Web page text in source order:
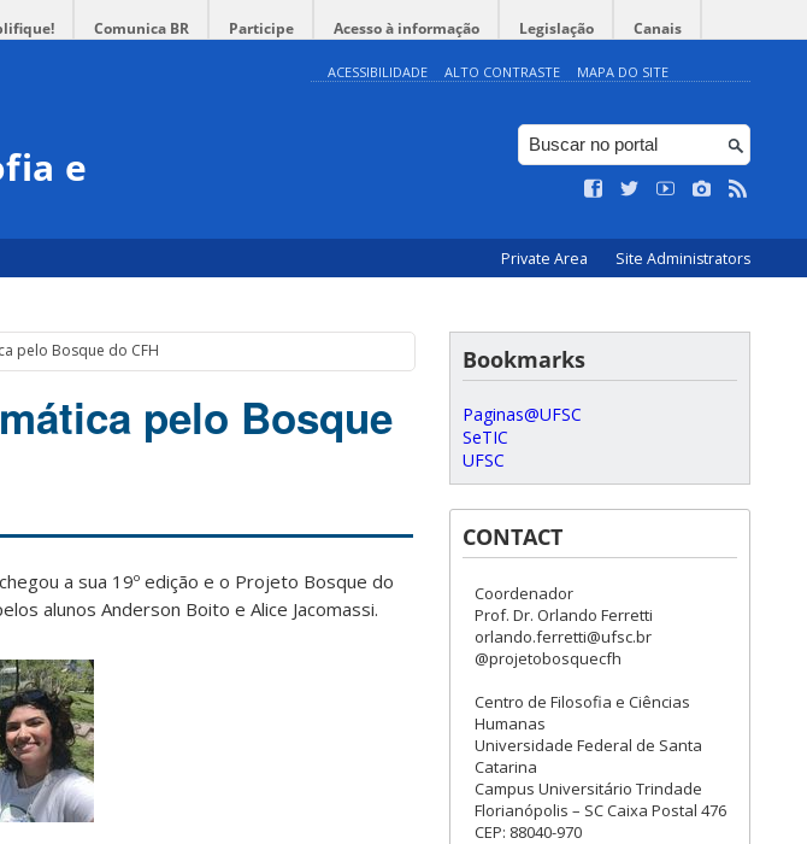
Comunica BR Participe Acesso à informação Legislação Canais
ACESSIBILIDADE ALTO CONTRASTE MAPA DO SITE
e
Private Area Site Administrators
pelo Bosque do CFH
pelo Bosque
a sua 19º edição e o Projeto Bosque do
alunos Anderson Boito e Alice Jacomassi.
Bookmarks
Paginas@UFSC
SeTIC
UFSC
CONTACT
Coordenador
Prof. Dr. Orlando Ferretti
orlando.ferretti@ufsc.br
@projetobosquecfh
Centro de Filosofia e Ciências
Humanas
Universidade Federal de Santa
Catarina
Campus Universitário Trindade
Florianópolis – SC Caixa Postal 476
CEP: 88040-970